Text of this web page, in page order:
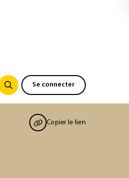
Se connecter
Copier le lien